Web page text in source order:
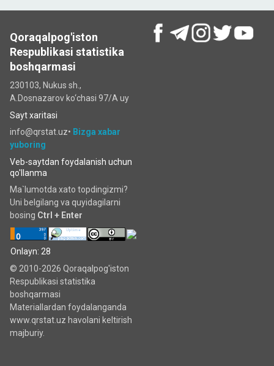
Qoraqalpog'iston
Respublikasi statistika
boshqarmasi
230103, Nukus sh.,
A.Dosnazarov ko‘chаsi 97/A uy
Sayt xaritasi
info@qrstat.uz• Bizga xabar
yuboring
Veb-saytdan foydalanish uchun
qo'llanma
Ma`lumotda xato topdingizmi?
Uni belgilang va quyidagilarni
bosing Ctrl + Enter
Onlayn: 28
© 2010-2026 Qoraqalpog'iston
Respublikasi statistika
boshqarmasi
Materiallardan foydalanganda
www.qrstat.uz havolani keltirish
majburiy.